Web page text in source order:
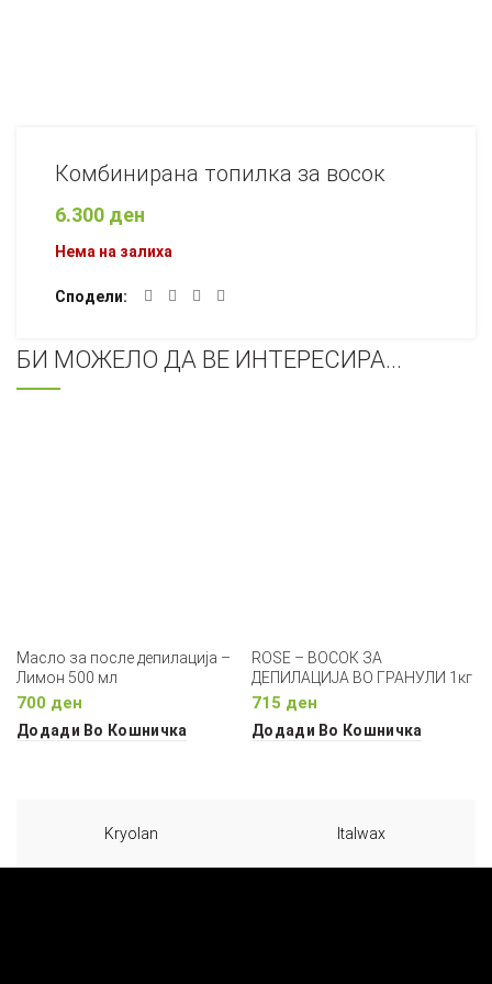
Комбинирана топилка за восок
6.300 ден
Нема на залиха
Сподели
БИ МОЖЕЛО ДА ВЕ ИНТЕРЕСИРА...
Масло за после депилација –
Лимон 500 мл
700 ден
Додади Во Кошничка
ROSE – ВОСОК ЗА
ДЕПИЛАЦИЈА ВО ГРАНУЛИ 1кг
715 ден
Додади Во Кошничка
Kryolan Italwax